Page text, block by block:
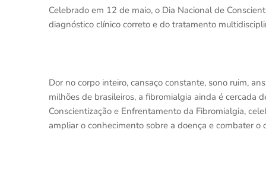
Celebrado em 12 de maio, o Dia Nacional de
diagnóstico clínico correto e do tratamento
Dor no corpo inteiro, cansaço constante, sono ruim,
milhões de brasileiros, a fibromialgia ainda é cercada
Conscientização e Enfrentamento da Fibromialgia,
ampliar o conhecimento sobre a doença e combater o